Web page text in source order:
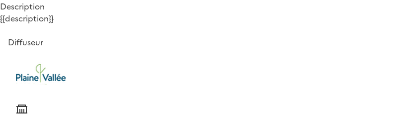
Description
{{description}}
Diffuseur